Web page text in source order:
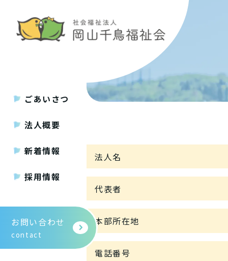
ごあいさつ
法人概要
新着情報
採用情報
お問い合わせ
contact
法人名
代表者
本部所在地
電話番号